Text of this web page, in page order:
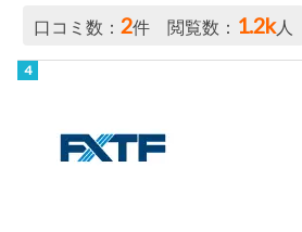
口コミ数：2件 閲覧数： 1.2k人